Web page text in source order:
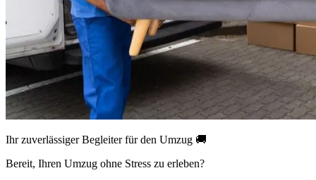
Ihr zuverlässiger Begleiter für den Umzug 🚚
Bereit, Ihren Umzug ohne Stress zu erleben?